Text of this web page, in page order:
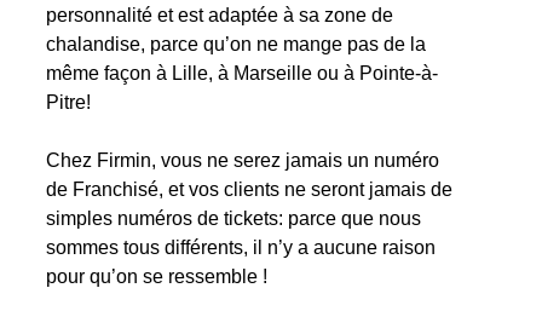
personnalité et est adaptée à sa zone de
chalandise, parce qu’on ne mange pas de la
même façon à Lille, à Marseille ou à Pointe-à-
Pitre!
Chez Firmin, vous ne serez jamais un numéro
de Franchisé, et vos clients ne seront jamais de
simples numéros de tickets: parce que nous
sommes tous différents, il n’y a aucune raison
pour qu’on se ressemble !